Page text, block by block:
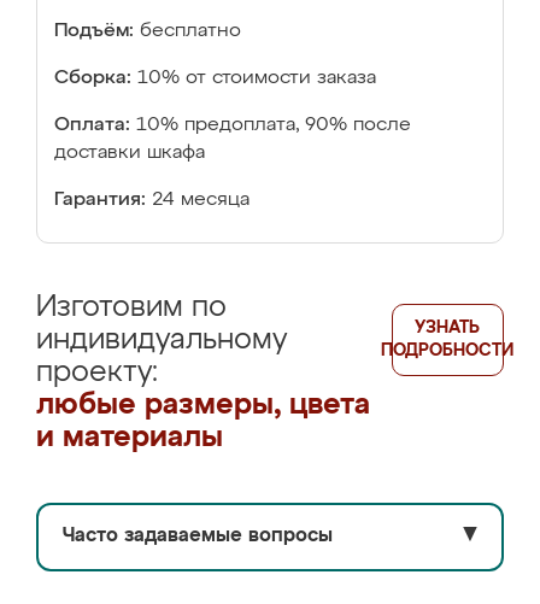
Подъём: бесплатно
Сборка: 10% от стоимости заказа
Оплата: 10% предоплата, 90% после
доставки шкафа
Гарантия: 24 месяца
Изготовим по
индивидуальному
проекту:
любые размеры, цвета
и материалы
УЗНАТЬ
ПОДРОБНОСТИ
Часто задаваемые вопросы ▼